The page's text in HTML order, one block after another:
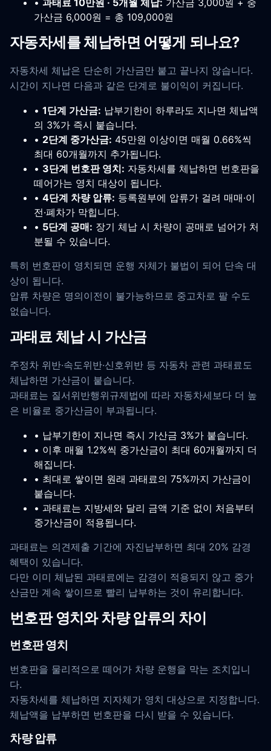
• 과태료 10만원 · 5개월 체납: 가산금 3,000원 + 중
가산금 6,000원 = 총 109,000원
자동차세를 체납하면 어떻게 되나요?
자동차세 체납은 단순히 가산금만 붙고 끝나지 않습니다.
시간이 지나면 다음과 같은 단계로 불이익이 커집니다.
• 1단계 가산금: 납부기한이 하루라도 지나면 체납액
의 3%가 즉시 붙습니다.
• 2단계 중가산금: 45만원 이상이면 매월 0.66%씩
최대 60개월까지 추가됩니다.
• 3단계 번호판 영치: 자동차세를 체납하면 번호판을
떼어가는 영치 대상이 됩니다.
• 4단계 차량 압류: 등록원부에 압류가 걸려 매매·이
전·폐차가 막힙니다.
• 5단계 공매: 장기 체납 시 차량이 공매로 넘어가 처
분될 수 있습니다.
특히 번호판이 영치되면 운행 자체가 불법이 되어 단속 대
상이 됩니다.
압류 차량은 명의이전이 불가능하므로 중고차로 팔 수도
없습니다.
과태료 체납 시 가산금
주정차 위반·속도위반·신호위반 등 자동차 관련 과태료도
체납하면 가산금이 붙습니다.
과태료는 질서위반행위규제법에 따라 자동차세보다 더 높
은 비율로 중가산금이 부과됩니다.
• 납부기한이 지나면 즉시 가산금 3%가 붙습니다.
• 이후 매월 1.2%씩 중가산금이 최대 60개월까지 더
해집니다.
• 최대로 쌓이면 원래 과태료의 75%까지 가산금이
붙습니다.
• 과태료는 지방세와 달리 금액 기준 없이 처음부터
중가산금이 적용됩니다.
과태료는 의견제출 기간에 자진납부하면 최대 20% 감경
혜택이 있습니다.
다만 이미 체납된 과태료에는 감경이 적용되지 않고 중가
산금만 계속 쌓이므로 빨리 납부하는 것이 유리합니다.
번호판 영치와 차량 압류의 차이
번호판 영치
번호판을 물리적으로 떼어가 차량 운행을 막는 조치입니
다.
자동차세를 체납하면 지자체가 영치 대상으로 지정합니다.
체납액을 납부하면 번호판을 다시 받을 수 있습니다.
차량 압류